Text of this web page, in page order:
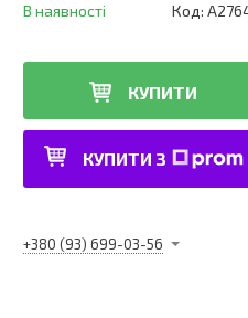
В наявності Код:
КУПИТИ
КУПИТИ З
+380 (93) 699-03-56